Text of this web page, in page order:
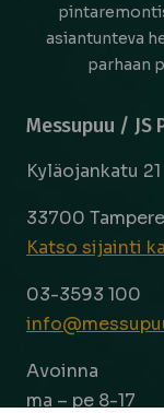
asiantunteva
parhaan
Messupuu / JS
Kyläojankatu 21
33700 Tampere
Katso sijainti
03-3593 100
Avoinna
ma – pe 8-17